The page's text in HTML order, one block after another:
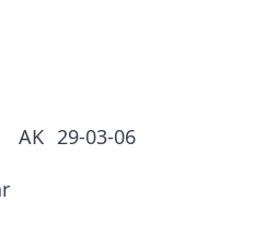
AK 29-03-06